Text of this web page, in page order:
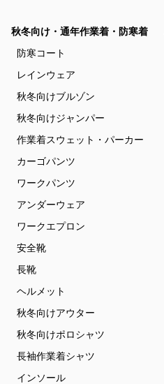
秋冬向け・通年作業着・防寒着
防寒コート
レインウェア
秋冬向けブルゾン
秋冬向けジャンパー
作業着スウェット・パーカー
カーゴパンツ
ワークパンツ
アンダーウェア
ワークエプロン
安全靴
長靴
ヘルメット
秋冬向けアウター
秋冬向けポロシャツ
長袖作業着シャツ
インソール